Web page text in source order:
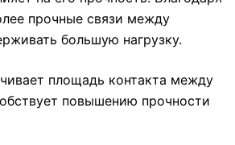
прочные связи между
большую нагрузку.
площадь контакта между
повышению прочности